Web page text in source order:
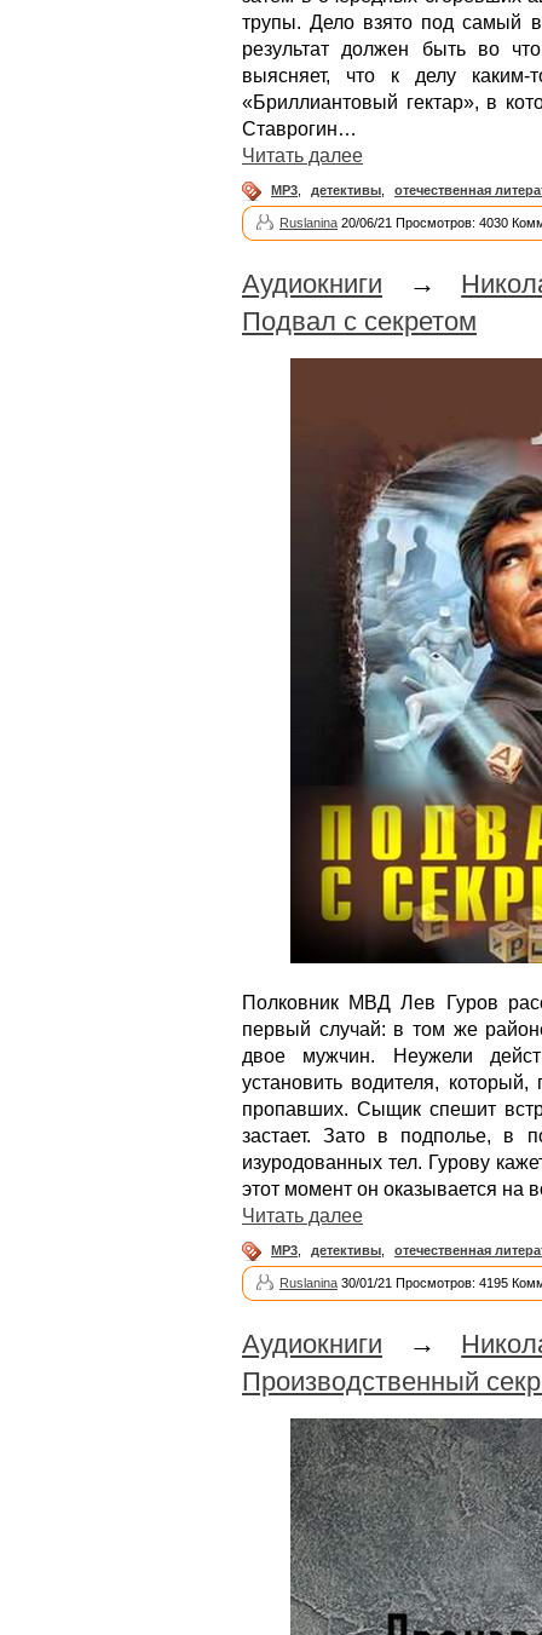
трупы. Дело взято под самый
результат должен быть во
выясняет, что к делу каким-
«Бриллиантовый гектар», в
Ставрогин…
Читать далее
MP3 детективы отечественная
Ruslanina 20/06/21 Просмотров: 4030
Аудиокниги →
Подвал с секретом
Полковник МВД Лев Гуров
первый случай: в том же
двое мужчин. Неужели
установить водителя,
пропавших. Сыщик спешит
застает. Зато в подполье, в
изуродованных тел. Гурову
этот момент он оказывается на
Читать далее
MP3 детективы отечественная
Ruslanina 30/01/21 Просмотров: 4195
Аудиокниги →
Производственный